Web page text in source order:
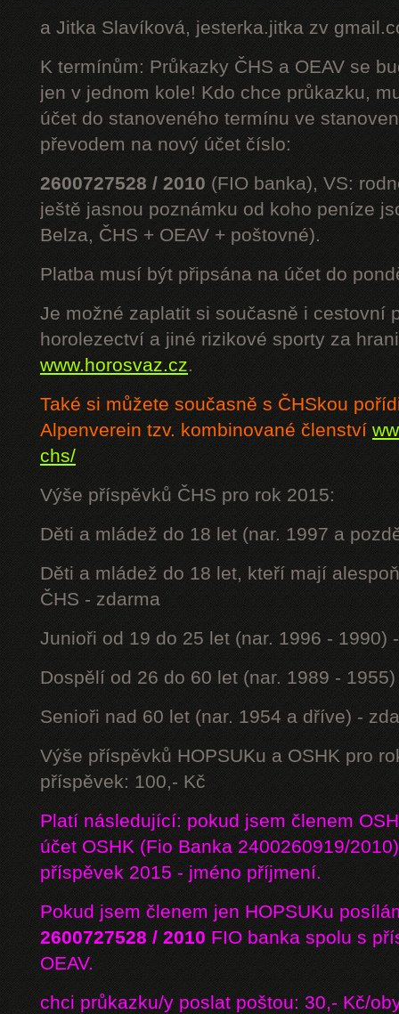
a Jitka Slavíková, jesterka.jitka zv
K termínům: Průkazky ČHS a OEAV se
jen v jednom kole! Kdo chce průkazku,
účet do stanoveného termínu ve
převodem na nový účet číslo:
2600727528 / 2010 (FIO banka), VS:
ještě jasnou poznámku od koho peníze
Belza, ČHS + OEAV + poštovné).
Platba musí být připsána na účet do
Je možné zaplatit si současně i cestovní
horolezectví a jiné rizikové sporty za
www.horosvaz.cz.
Také si můžete současně s ČHSkou
Alpenverein tzv. kombinované členství
chs/
Výše příspěvků ČHS pro rok 2015:
Děti a mládež do 18 let (nar. 1997 a
Děti a mládež do 18 let, kteří mají
ČHS - zdarma
Junioři od 19 do 25 let (nar. 1996 - 1990)
Dospělí od 26 do 60 let (nar. 1989 -
Senioři nad 60 let (nar. 1954 a dříve) -
Výše příspěvků HOPSUKu a OSHK pro
příspěvek: 100,- Kč
Platí následující: pokud jsem členem
účet OSHK (Fio Banka 2400260919/
příspěvek 2015 - jméno příjmení.
Pokud jsem členem jen HOPSUKu
2600727528 / 2010 FIO banka spolu s
OEAV.
chci průkazku/y poslat poštou: 30,- Kč/